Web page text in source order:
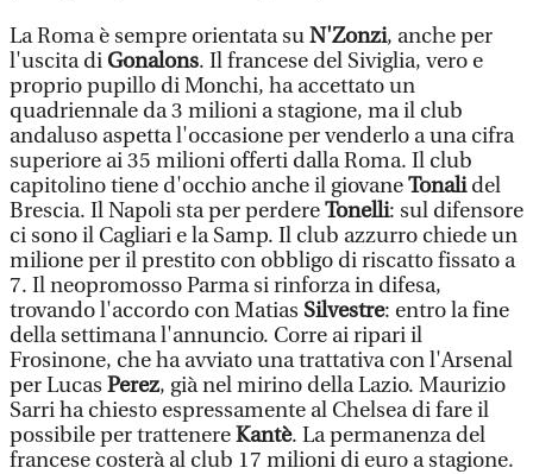
La Roma è sempre orientata suN'Zonzi, anche per
l'uscita diGonalons. Il francese del Siviglia, vero e
proprio pupillo di Monchi, ha accettato un
quadriennale da 3 milioni a stagione, ma il club
andaluso aspetta l'occasione per venderlo a una cifra
superiore ai 35 milioni offerti dalla Roma. Il club
capitolino tiene d'occhio anche il giovaneTonalidel
Brescia. Il Napoli sta per perdereTonelli: sul difensore
ci sono il Cagliari e la Samp. Il club azzurro chiede un
milione per il prestito con obbligo di riscatto fissato a
7. Il neopromosso Parma si rinforza in difesa,
trovando l'accordo con Matias Silvestre: entro la fine
della settimana l'annuncio. Corre ai ripari il
Frosinone, che ha avviato una trattativa con l'Arsenal
per LucasPerez, già nel mirino della Lazio. Maurizio
Sarri ha chiesto espressamente al Chelsea di fare il
possibile per trattenereKantè. La permanenza del
francese costerà al club 17 milioni di euro a stagione.